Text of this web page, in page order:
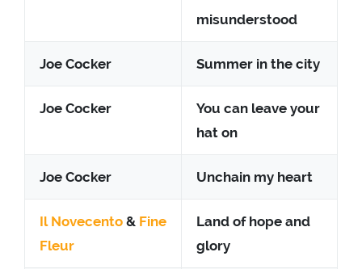
misunderstood
Joe Cocker Summer in the city
Joe Cocker
You can leave your
hat on
Joe Cocker Unchain my heart
Il Novecento & Fine
Fleur
Land of hope and
glory